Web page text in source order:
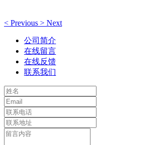
< Previous > Next
公司简介
在线留言
在线反馈
联系我们